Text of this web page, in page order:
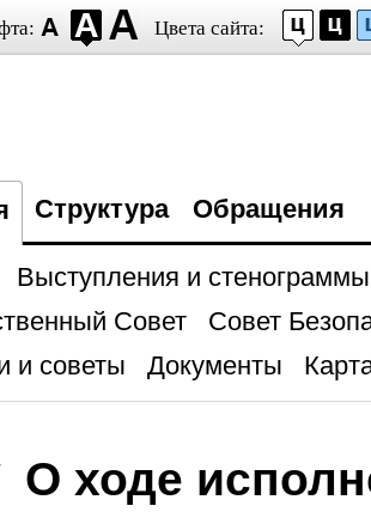
Цвета сайта:
Структура Обращения
Выступления и стенограммы
Совет
Совет
и советы
Документы
О ходе